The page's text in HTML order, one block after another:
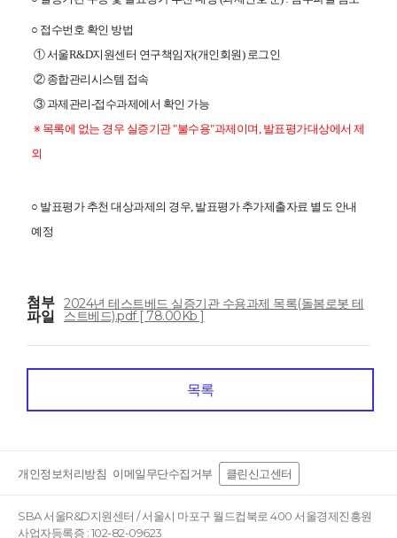
○ 접수번호 확인 방법
① 서울R&D지원센터 연구책임자(개인회원) 로그인
② 종합관리시스템 접속
③ 과제관리-접수과제에서 확인 가능
※ 목록에 없는 경우 실증기관 "불수용"과제이며, 발표평가대상에서 제
외
○ 발표평가 추천 대상과제의 경우, 발표평가 추가제출자료 별도 안내
예정
첨부
파일
2024년 테스트베드 실증기관 수용과제 목록(돌봄로봇 테
스트베드).pdf [ 78.00Kb ]
목록
개인정보처리방침 이메일무단수집거부 클린신고센터
SBA 서울R&D지원센터 / 서울시 마포구 월드컵북로 400 서울경제진흥원
사업자등록증 : 102-82-09623